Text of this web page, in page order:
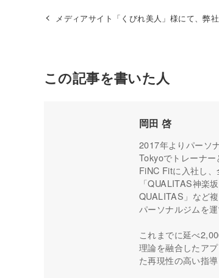
メディアサイト「くびれ美人」様にて、弊
この記事を書いた人
岡田 啓
2017年よりパーソ
Tokyoでトレーナー
FiNC Fitに入社し、
「QUALITAS神楽
QUALITAS」など
パーソナルジムを運
これまでに延べ
理論を融合したア
た再現性の高い指